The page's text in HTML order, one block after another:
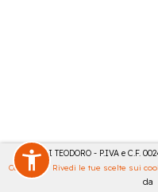
MASULLI TEODORO - P.IVA e C.F.
Cookies
- Rivedi le tue scelte sui
da